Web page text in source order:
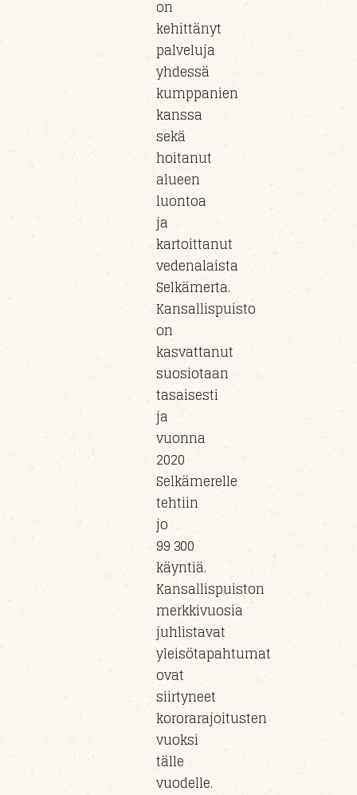
on
kehittänyt
palveluja
yhdessä
kumppanien
kanssa
sekä
hoitanut
alueen
luontoa
ja
kartoittanut
vedenalaista
Selkämerta.
Kansallispuisto
on
kasvattanut
suosiotaan
tasaisesti
ja
vuonna
2020
Selkämerelle
tehtiin
jo
99 300
käyntiä.
Kansallispuiston
merkkivuosia
juhlistavat
yleisötapahtumat
ovat
siirtyneet
kororarajoitusten
vuoksi
tälle
vuodelle.